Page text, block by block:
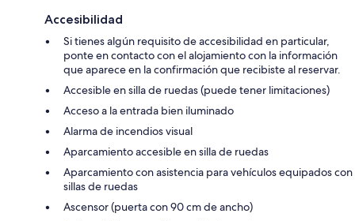
Accesibilidad
Si tienes algún requisito de accesibilidad en particular,
ponte en contacto con el alojamiento con la información
que aparece en la confirmación que recibiste al reservar.
Accesible en silla de ruedas (puede tener limitaciones)
Acceso a la entrada bien iluminado
Alarma de incendios visual
Aparcamiento accesible en silla de ruedas
Aparcamiento con asistencia para vehículos equipados con
sillas de ruedas
Ascensor (puerta con 90 cm de ancho)